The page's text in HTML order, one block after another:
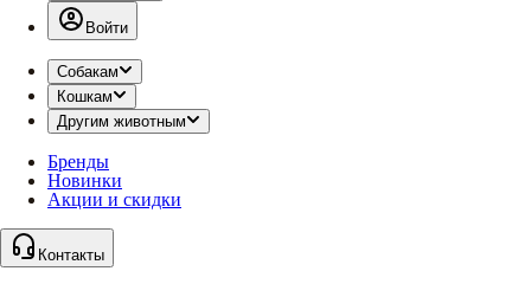
Войти
Собакам
Кошкам
Другим животным
Бренды
Новинки
Акции и скидки
Контакты